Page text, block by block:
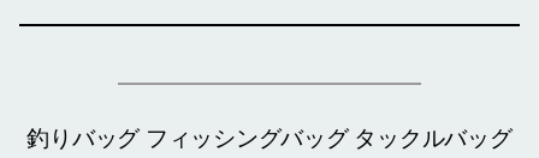
釣りバッグ フィッシングバッグ タックルバッグ